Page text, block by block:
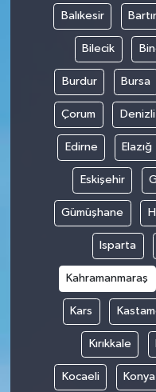
Balıkesir
Bilecik
Burdur Bursa
Çorum Denizli
Edirne Elazığ
Eskişehir
Gümüşhane
Isparta
Kahramanmaraş
Kars
Kırıkkale
Kocaeli Konya